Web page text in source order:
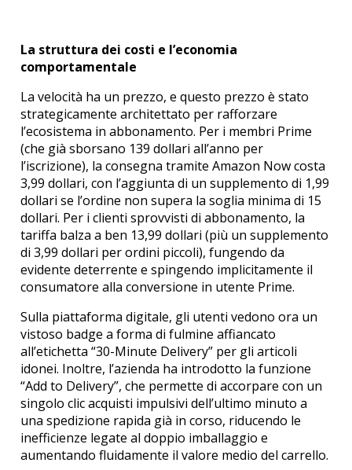
La struttura dei costi e l’economia
comportamentale
La velocità ha un prezzo, e questo prezzo è stato
strategicamente architettato per rafforzare
l’ecosistema in abbonamento. Per i membri Prime
(che già sborsano 139 dollari all’anno per
l’iscrizione), la consegna tramite Amazon Now costa
3,99 dollari, con l’aggiunta di un supplemento di 1,99
dollari se l’ordine non supera la soglia minima di 15
dollari. Per i clienti sprovvisti di abbonamento, la
tariffa balza a ben 13,99 dollari (più un supplemento
di 3,99 dollari per ordini piccoli), fungendo da
evidente deterrente e spingendo implicitamente il
consumatore alla conversione in utente Prime.
Sulla piattaforma digitale, gli utenti vedono ora un
vistoso badge a forma di fulmine affiancato
all’etichetta “30-Minute Delivery” per gli articoli
idonei. Inoltre, l’azienda ha introdotto la funzione
“Add to Delivery”, che permette di accorpare con un
singolo clic acquisti impulsivi dell’ultimo minuto a
una spedizione rapida già in corso, riducendo le
inefficienze legate al doppio imballaggio e
aumentando fluidamente il valore medio del carrello.